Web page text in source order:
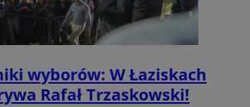
wyborów: W Łaziskach
Rafał Trzaskowski!